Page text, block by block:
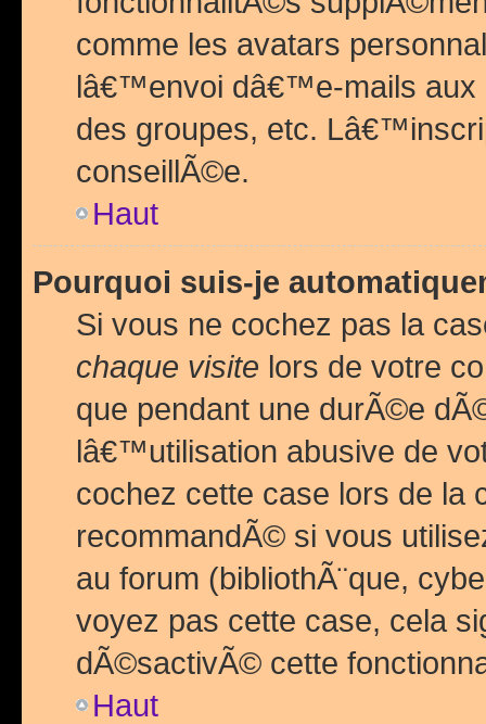
comme les avatars
lâ€™envoi dâ€™e-mails
des groupes, etc.
conseillÃ©e.
Haut
Pourquoi suis-je
Si vous ne cochez pas la
chaque visite lors de votre
que pendant une durÃ©e
lâ€™utilisation abusive de
cochez cette case lors de
recommandÃ© si vous
au forum (bibliothÃ¨que,
voyez pas cette case, cela
dÃ©sactivÃ© cette
Haut